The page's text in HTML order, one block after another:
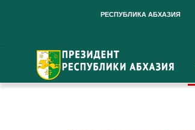
РЕСПУБЛИКА АБХАЗИЯ